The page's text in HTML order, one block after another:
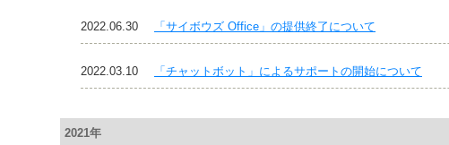
2022.06.30 「サイボウズ Office」の提供終了について
2022.03.10 「チャットボット」によるサポートの開始について
2021年